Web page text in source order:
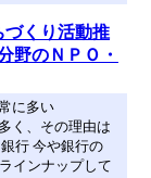
づくり活動推
野のＮＰＯ・
に多い
く、その理由は
行 今や銀行の
インナップして